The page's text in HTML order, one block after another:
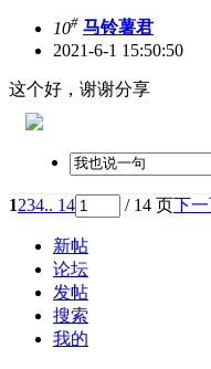
10# 马铃薯君
2021-6-1 15:50:50
这个好，谢谢分享
1234.. 14 / 14 页下
新帖
论坛
发帖
搜索
我的